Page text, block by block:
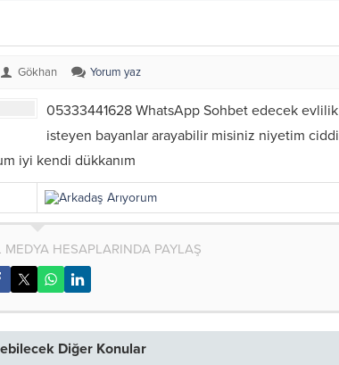
Gökhan Yorum yaz
05333441628 WhatsApp Sohbet edecek evlilik
isteyen bayanlar arayabilir misiniz niyetim ciddi
iyi kendi dükkanım
HESAPLARINDA PAYLAŞ
Diğer Konular